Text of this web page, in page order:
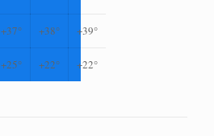
+37° +38° +39°
+25° +22° +22°